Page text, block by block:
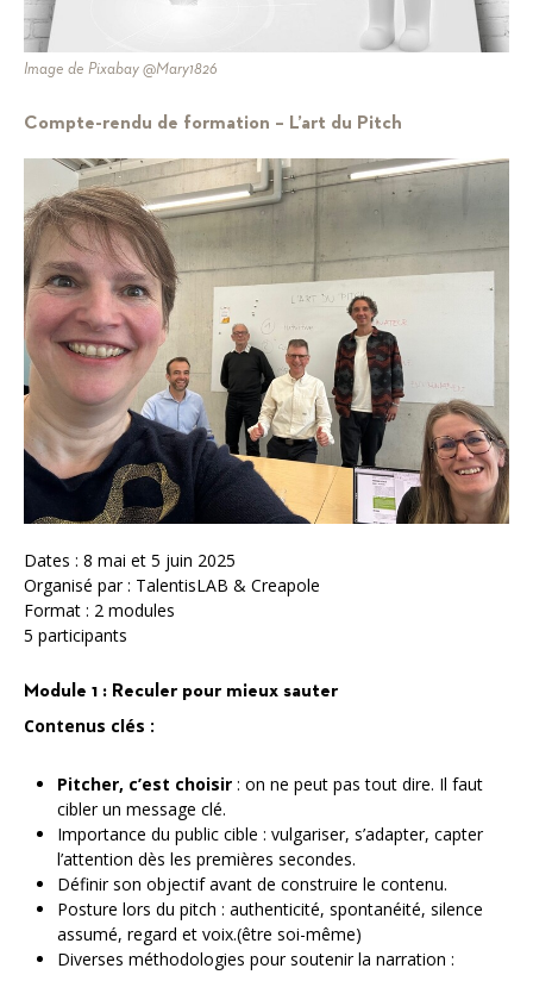
Image de Pixabay @Mary1826
Compte-rendu de formation – L’art du Pitch
Dates : 8 mai et 5 juin 2025
Organisé par : TalentisLAB & Creapole
Format : 2 modules
5 participants
Module 1 : Reculer pour mieux sauter
Contenus clés :
Pitcher, c’est choisir : on ne peut pas tout dire. Il faut
cibler un message clé.
Importance du public cible : vulgariser, s’adapter, capter
l’attention dès les premières secondes.
Définir son objectif avant de construire le contenu.
Posture lors du pitch : authenticité, spontanéité, silence
assumé, regard et voix.(être soi-même)
Diverses méthodologies pour soutenir la narration :